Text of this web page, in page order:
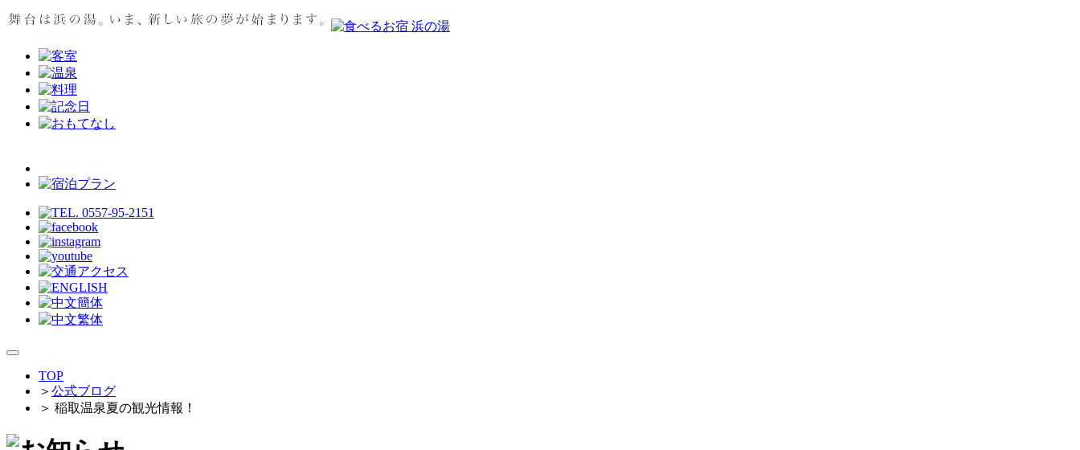
TOP
＞ 公式ブログ
＞ 稲取温泉夏の観光情報！